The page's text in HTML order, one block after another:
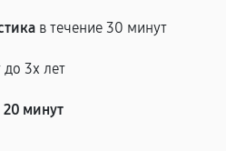
в течение 30 минут
3х лет
20 минут